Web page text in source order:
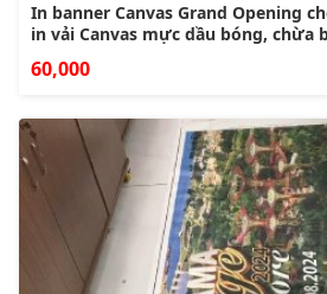
In banner Canvas Grand Opening
in vải Canvas mực dầu bóng, chừa
60,000